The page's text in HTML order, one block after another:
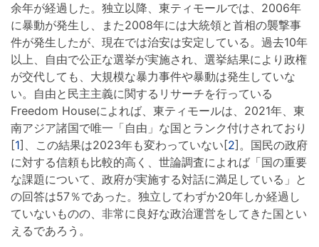
余年が経過した。独立以降、東ティモールでは、2006年
に暴動が発生し、また2008年には大統領と首相の襲撃事
件が発生したが、現在では治安は安定している。過去10年
以上、自由で公正な選挙が実施され、選挙結果により政権
が交代しても、大規模な暴力事件や暴動は発生していな
い。自由と民主主義に関するリサーチを行っている
Freedom Houseによれば、東ティモールは、2021年、東
南アジア諸国で唯一「自由」な国とランク付けされており
[1]、この結果は2023年も変わっていない[2]。国民の政府
に対する信頼も比較的高く、世論調査によれば「国の重要
な課題について、政府が実施する対話に満足している」と
の回答は57％であった。独立してわずか20年しか経過し
ていないものの、非常に良好な政治運営をしてきた国とい
えるであろう。